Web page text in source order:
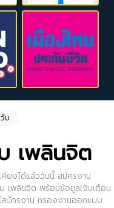
บ
เพลินจิต
คียงได้แล้ววันนี้ สมัครงาน
เพลินจิต พร้อมข้อมูลเงินเดือน
มัครงาน กรองงานออกแบบ